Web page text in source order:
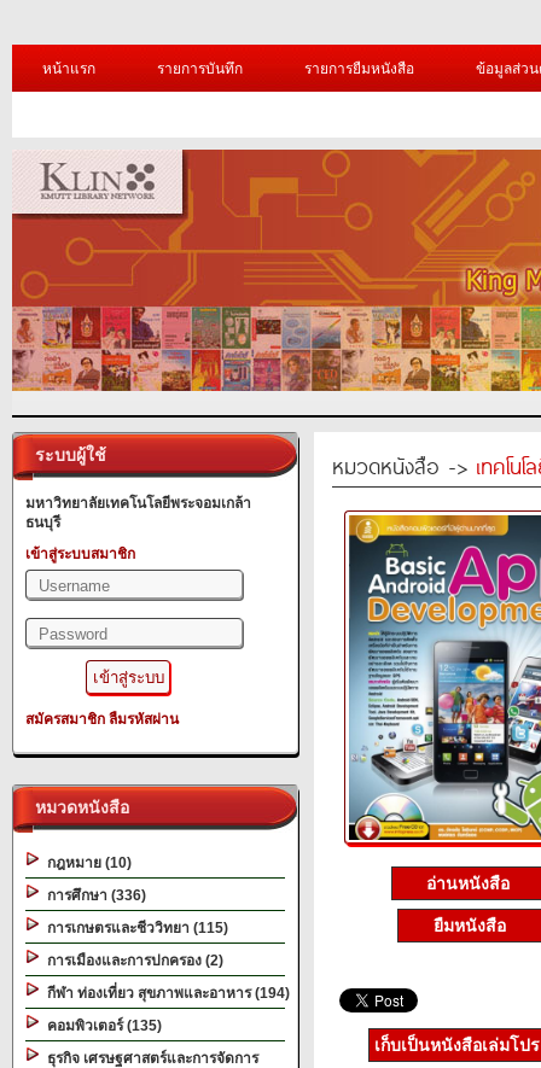
หน้าแรก รายการบันทึก รายการยืมหนังสือ ข้อมูลส่ว
ระบบผู้ใช้
มหาวิทยาลัยเทคโนโลยีพระจอมเกล้า
ธนบุรี
เข้าสู่ระบบสมาชิก
สมัครสมาชิก ลืมรหัสผ่าน
หมวดหนังสือ
กฎหมาย (10)
การศึกษา (336)
การเกษตรและชีววิทยา (115)
การเมืองและการปกครอง (2)
กีฬา ท่องเที่ยว สุขภาพและอาหาร (194)
คอมพิวเตอร์ (135)
ธุรกิจ เศรษฐศาสตร์และการจัดการ
หมวดหนังสือ -> เทคโน
อ่านหนังสือ
ยืมหนังสือ
เก็บเป็นหนังสือเล่มโป